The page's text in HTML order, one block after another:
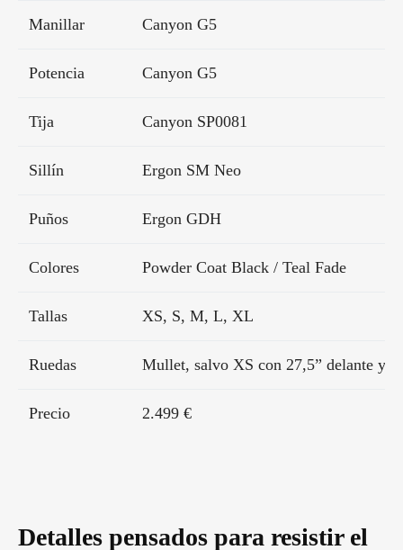
Manillar Canyon G5
Potencia Canyon G5
Tija Canyon SP0081
Sillín Ergon SM Neo
Puños Ergon GDH
Colores Powder Coat Black / Teal Fade
Tallas XS, S, M, L, XL
Ruedas Mullet, salvo XS con 27,5” delante y
Precio 2.499 €
Detalles pensados para resistir el